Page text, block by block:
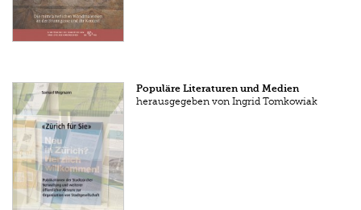
Populäre Literaturen und Medien
herausgegeben von Ingrid Tomkowiak